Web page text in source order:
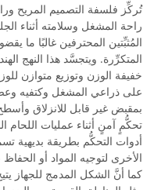
تُركِّز فلسفة التصميم المريح
راحة المشغل وسلامته أثناء
المُثبِّتين المحترفين غالبًا ما
المتكرِّرة. ويتجسَّد هذا النهج
خفيفة الوزن وتوزيع متوازن
على ذراعي المشغل وكتفيه
بمقبض غير قابل للانزلاق
تحكُّمٍ آمنٍ أثناء عمليات اللحام
أدوات التحكُّم بطريقة بديهية
الأخرى لتوجيه المواد أو
كما أنَّ الشكل المدمج للجهاز